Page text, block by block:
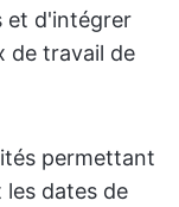
et d'intégrer
de travail de
permettant
dates de